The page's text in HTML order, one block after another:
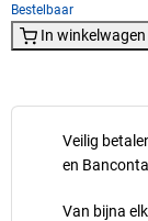
Veilig
en
Van bijna
Bestelbaar
In winkelwagen